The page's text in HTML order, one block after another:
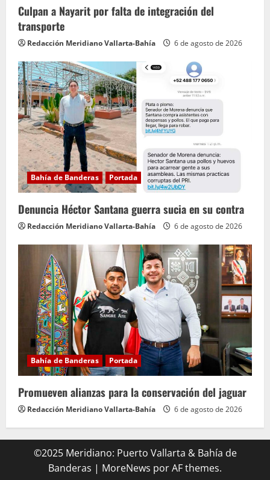
Culpan a Nayarit por falta de integración del
transporte
Redacción Meridiano Vallarta-Bahía 6 de agosto de 2026
Bahía de Banderas Portada
Denuncia Héctor Santana guerra sucia en su contra
Redacción Meridiano Vallarta-Bahía 6 de agosto de 2026
Bahía de Banderas Portada
Promueven alianzas para la conservación del jaguar
Redacción Meridiano Vallarta-Bahía 6 de agosto de 2026
©2025 Meridiano: Puerto Vallarta & Bahía de
Banderas | MoreNews por AF themes.